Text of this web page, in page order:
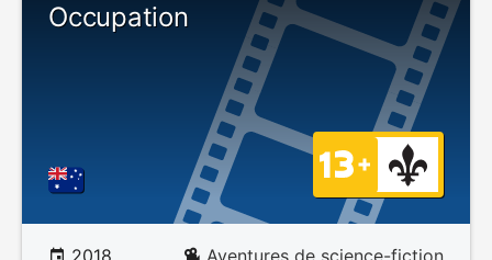
Occupation
2018 Aventures de science-fiction